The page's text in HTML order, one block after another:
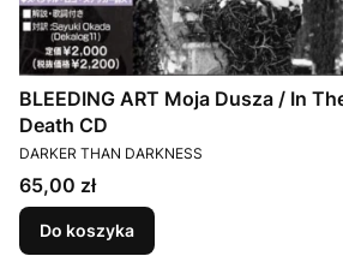
BLEEDING ART Moja Dusza / In
Death CD
PRODUCENT
DARKER THAN DARKNESS
Cena
65,00 zł
Do koszyka